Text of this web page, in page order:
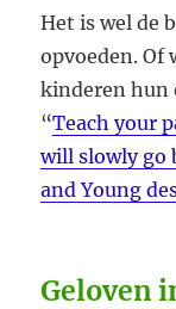
Het is wel de
opvoeden. Of
kinderen hun
“Teach your
will slowly go
and Young
Geloven